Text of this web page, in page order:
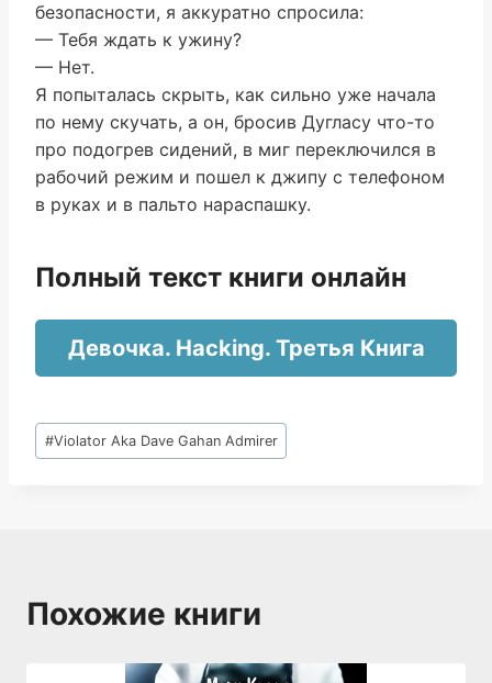
безопасности, я аккуратно спросила:
— Тебя ждать к ужину?
— Нет.
Я попыталась скрыть, как сильно уже начала
по нему скучать, а он, бросив Дугласу что-то
про подогрев сидений, в миг переключился в
рабочий режим и пошел к джипу с телефоном
в руках и в пальто нараспашку.
Полный текст книги онлайн
Девочка. Hacking. Третья Книга
Метки
записи:
#Violator Aka Dave Gahan Admirer
Похожие книги